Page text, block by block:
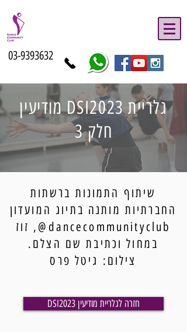
03-9393632
גלריית DSI2023 מודיעין
חלק 3
שיתוף התמונות ברשתות
החברתיות מותנה בתיוג המועדון
dancecommunityclub@, זוז
במחול וכתיבת שם הצלם.
צילום: גיטל פרס
DSI2023 חזרה לגלריית מודיעין